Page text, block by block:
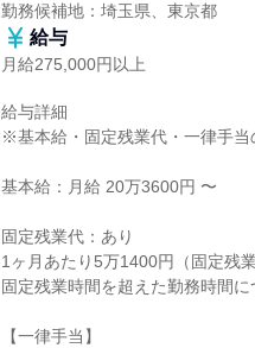
勤務候補地：埼玉県、東京都
給与
月給275,000円以上
給与詳細
※基本給・固定残業代・一律手当
基本給：月給 20万3600円 〜
固定残業代：あり
1ヶ月あたり5万1400円（固定残
固定残業時間を超えた勤務時間
【一律手当】